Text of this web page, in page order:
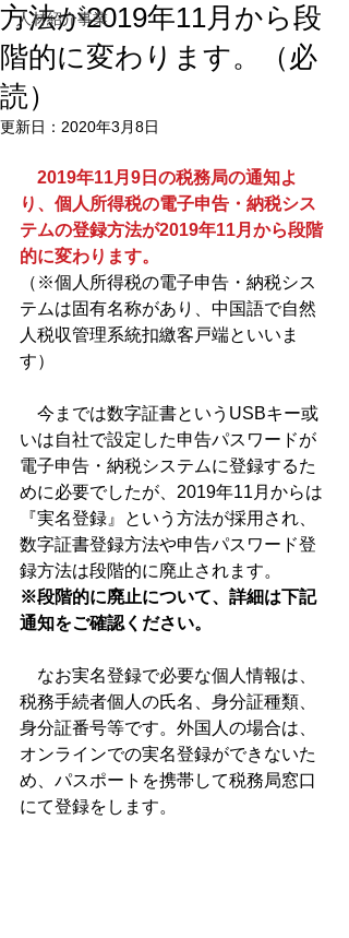
人材紹介事業
方法が2019年11月から段
階的に変わります。（必
読）
更新日： 2020年3月8日
2019年11月9日の税務局の通知よ
り、個人所得税の電子申告・納税シス
テムの登録方法が2019年11月から段階
的に変わります。
（※個人所得税の電子申告・納税シス
テムは固有名称があり、中国語で自然
人税収管理系統扣繳客戸端といいま
す）
今までは数字証書というUSBキー或
いは自社で設定した申告パスワードが
電子申告・納税システムに登録するた
めに必要でしたが、2019年11月からは
『実名登録』という方法が採用され、
数字証書登録方法や申告パスワード登
録方法は段階的に廃止されます。
※段階的に廃止について、詳細は下記
通知をご確認ください。
なお実名登録で必要な個人情報は、
税務手続者個人の氏名、身分証種類、
身分証番号等です。外国人の場合は、
オンラインでの実名登録ができないた
め、パスポートを携帯して税務局窓口
にて登録をします。